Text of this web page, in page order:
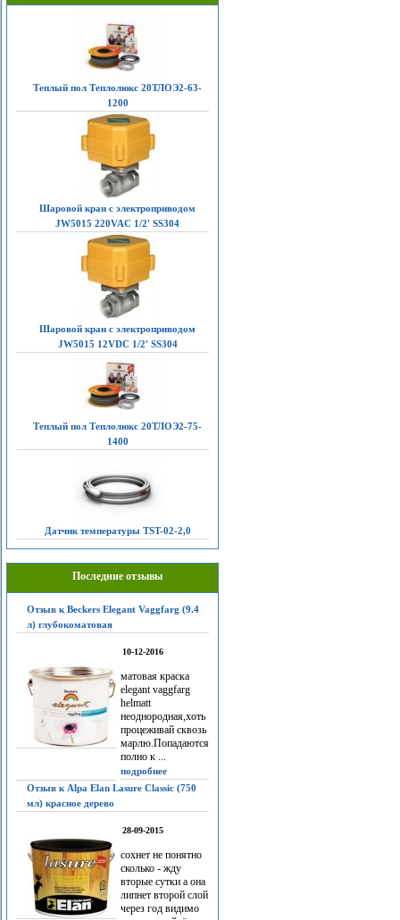
Теплый пол Теплолюкс 20ТЛОЭ2-63-
1200
Шаровой кран с электроприводом
JW5015 220VAC 1/2' SS304
Шаровой кран с электроприводом
JW5015 12VDC 1/2' SS304
Теплый пол Теплолюкс 20ТЛОЭ2-75-
1400
Датчик температуры TST-02-2,0
Последние отзывы
Отзыв к Beckers Elegant Vaggfarg (9.4
л) глубокоматовая
10-12-2016
матовая краска
elegant vaggfarg
helmatt
неоднородная,хоть
процеживай сквозь
марлю.Попадаются
полно к ...
подробнее
Отзыв к Alpa Elan Lasure Classic (750
мл) красное дерево
28-09-2015
сохнет не понятно
сколько - жду
вторые сутки а она
липнет второй слой
через год видимо